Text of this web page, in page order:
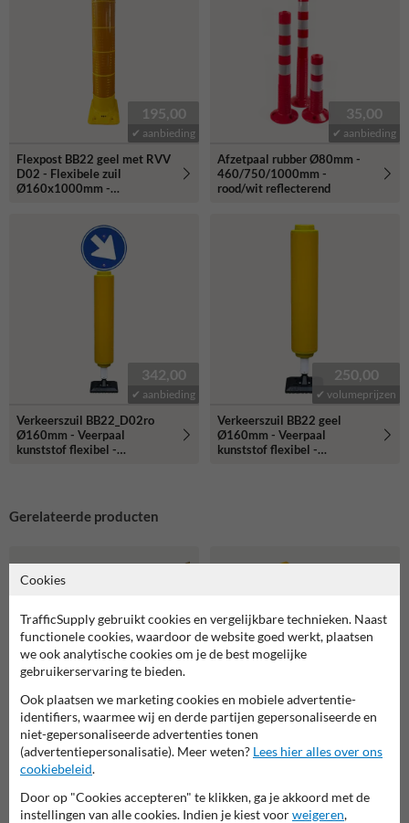
195,00
✔ aanbieding
Flexpost BB22 geel met RVV
D02 - Flexibele zuil
Ø160x1000mm -
35,00
✔ aanbieding
Afzetpaal rubber Ø80mm -
460/750/1000mm -
rood/wit reflecterend
342,00
✔ aanbieding
Verkeerszuil BB22_D02ro
Ø160mm - Veerpaal
kunststof flexibel -
250,00
✔ volumeprijzen
Verkeerszuil BB22 geel
Ø160mm - Veerpaal
kunststof flexibel -
Gerelateerde producten
Hoekbescherming kunststof -
Ø40mm type A - zelfklevend of
magnetisch
Hoekbescherming staal -
Cookies
TrafficSupply gebruikt cookies en vergelijkbare technieken. Naast
functionele cookies, waardoor de website goed werkt, plaatsen
we ook analytische cookies om je de best mogelijke
gebruikerservaring te bieden.
Ook plaatsen we marketing cookies en mobiele advertentie-
identifiers, waarmee wij en derde partijen gepersonaliseerde en
niet-gepersonaliseerde advertenties tonen
(advertentiepersonalisatie). Meer weten? Lees hier alles over ons
cookiebeleid.
Door op "Cookies accepteren" te klikken, ga je akkoord met de
instellingen van alle cookies. Indien je kiest voorweigeren,